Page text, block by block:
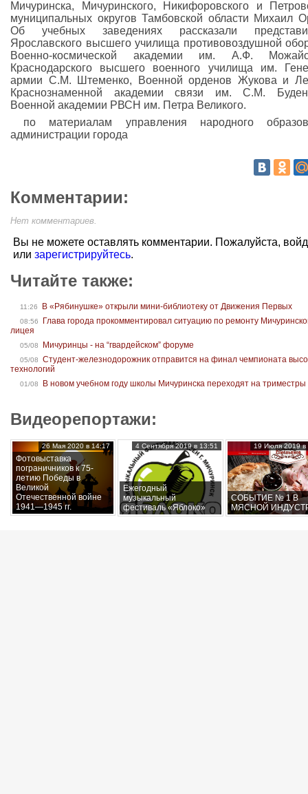
Мичуринска, Мичуринского, Никифоровского и
муниципальных округов Тамбовской области Михаил
Об учебных заведениях рассказали
Ярославского высшего училища противовоздушной
Военно-космической академии им. А.Ф.
Краснодарского высшего военного училища им.
армии С.М. Штеменко, Военной орденов Жукова и
Краснознаменной академии связи им. С.М.
Военной академии РВСН им. Петра Великого.
по материалам управления народного
администрации города
Комментарии:
Нет комментариев.
Вы не можете оставлять комментарии. Пожалуйста,
или зарегистрируйтесь.
Читайте также:
11:26 В «Рябинушке» открыли мини-библиотеку от Движения Первых
08:56
Глава города прокомментировал ситуацию по ремонту
лицея
05/08 Мичуринцы - на “гвардейском” форуме
05/08
Студент-железнодорожник отправится на финал чемпионата
технологий
01/08 В новом учебном году школы Мичуринска переходят на триместры
Видеорепортажи:
Фотовыставка
пограничников к 75-
летию Победы в
Великой
Отечественной войне
1941—1945 гг.
26 Мая 2020 в 14:17
Ежегодный
музыкальный
фестиваль «Яблоко»
4 Сентября 2019 в 13:51
СОБЫТИЕ № 1 В
МЯСНОЙ
19 Июля 2019 в